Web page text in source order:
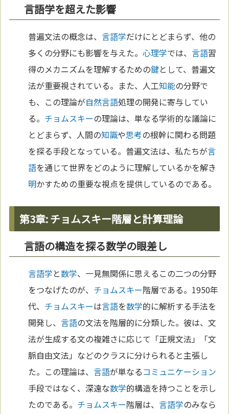
言語学を超えた影響
普遍文法の概念は、言語学だけにとどまらず、他の
多くの分野にも影響を与えた。心理学では、言語習
得のメカニズムを理解するための鍵として、普遍文
法が重要視されている。また、人工知能の分野で
も、この理論が自然言語処理の開発に寄与してい
る。 チョムスキーの理論は、単なる学術的な議論に
とどまらず、人間の知識や思考の根幹に関わる問題
を探る手段となっている。普遍文法は、私たちが言
語を通じて世界をどのように理解しているかを解き
明かすための重要な視点を提供しているのである。
第3章: チョムスキー階層と計算理論
言語の構造を探る数学の眼差し
言語学と数学、一見無関係に思えるこの二つの分野
をつなげたのが、 チョムスキー階層である。1950年
代、 チョムスキーは言語を数学的に解析する手法を
開発し、言語の文法を階層的に分類した。彼は、文
法が生成する文の複雑さに応じて「正規文法」「文
脈自由文法」などのクラスに分けられると主張し
た。この理論は、言語が単なるコミュニケーション
手段ではなく、深遠な数学的構造を持つことを示し
たのである。 チョムスキー階層は、言語学のみなら